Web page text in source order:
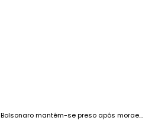
Bolsonaro mantém-se preso após moraes negar prisão domiciliar